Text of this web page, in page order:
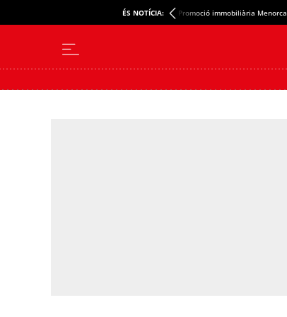
ÉS NOTÍCIA: Promoció immobiliària Menorca